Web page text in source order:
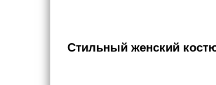
Стильный женский